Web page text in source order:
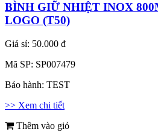
BÌNH GIỮ NHIỆT INOX
LOGO (T50)
Giá sỉ: 50.000 đ
Mã SP: SP007479
Bảo hành: TEST
>> Xem chi tiết
Thêm vào giỏ